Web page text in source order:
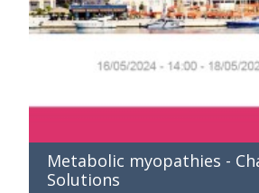
Metabolic myopathies -
Solutions